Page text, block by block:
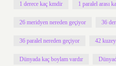
1 derece kaç kmdir 1 paralel arası
26 meridyen nereden geçiyor 36
36 paralel nereden geçiyor 42
Dünyada kaç boylam vardır